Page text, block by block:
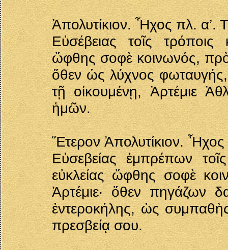
Ἀπολυτίκιον. Ἦχος πλ. α’.
Εὐσέβειας τοῖς τρόποις
ὤφθης σοφὲ κοινωνός,
ὅθεν ὡς λύχνος
τῇ οἰκουμένῃ, Ἀρτέμιε
ἡμῶν.
Ἕτερον Ἀπολυτίκιον.
Εὐσεβείας ἐμπρέπων
εὐκλείας ὤφθης σοφὲ
Ἀρτέμιε· ὅθεν πηγάζων
ἐντεροκήλης, ὡς
πρεσβείᾳ σου.